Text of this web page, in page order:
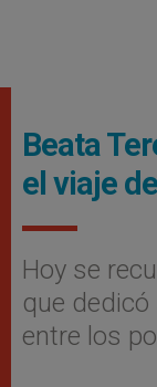
Beata
el viaje
Hoy se
que
entre los